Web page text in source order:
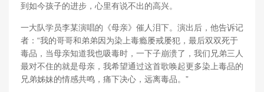
到如今孩子的进步，心里有说不出的高兴。
一大队学员李某演唱的《母亲》催人泪下。演出后，他告诉记
者：“我的哥哥和弟弟因为染上毒瘾屡戒屡犯，最后双双死于
毒品，当母亲知道我也吸毒时，一下子崩溃了，我们兄弟三人
最对不住的就是母亲，我希望通过这首歌唤起更多染上毒品的
兄弟姊妹的情感共鸣，痛下决心，远离毒品。”